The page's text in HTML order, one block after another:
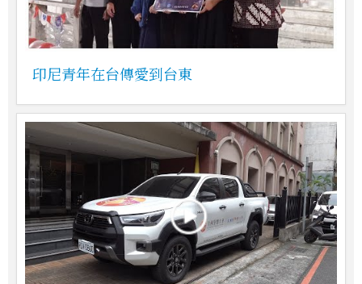
印尼青年在台傳愛到台東